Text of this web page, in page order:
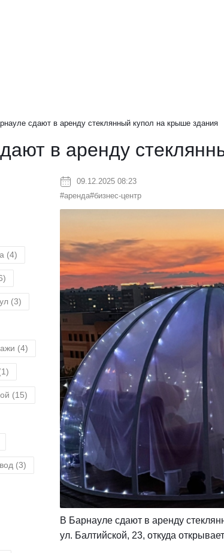
сдают в аренду стеклянный купол на крыше здания
в аренду
09.12.2025 08:23
#аренда#бизнес-центр
В Барнауле сдают в аренду
ул. Балтийской, 23, откуда
(4)
(3)
(4)
(15)
(3)